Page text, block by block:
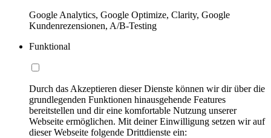
Google Analytics, Google Optimize, Clarity, Google
Kundenrezensionen, A/B-Testing
Funktional
Durch das Akzeptieren dieser Dienste können wir dir über die
grundlegenden Funktionen hinausgehende Features
bereitstellen und dir eine komfortable Nutzung unserer
Webseite ermöglichen. Mit deiner Einwilligung setzen wir auf
dieser Webseite folgende Drittdienste ein: